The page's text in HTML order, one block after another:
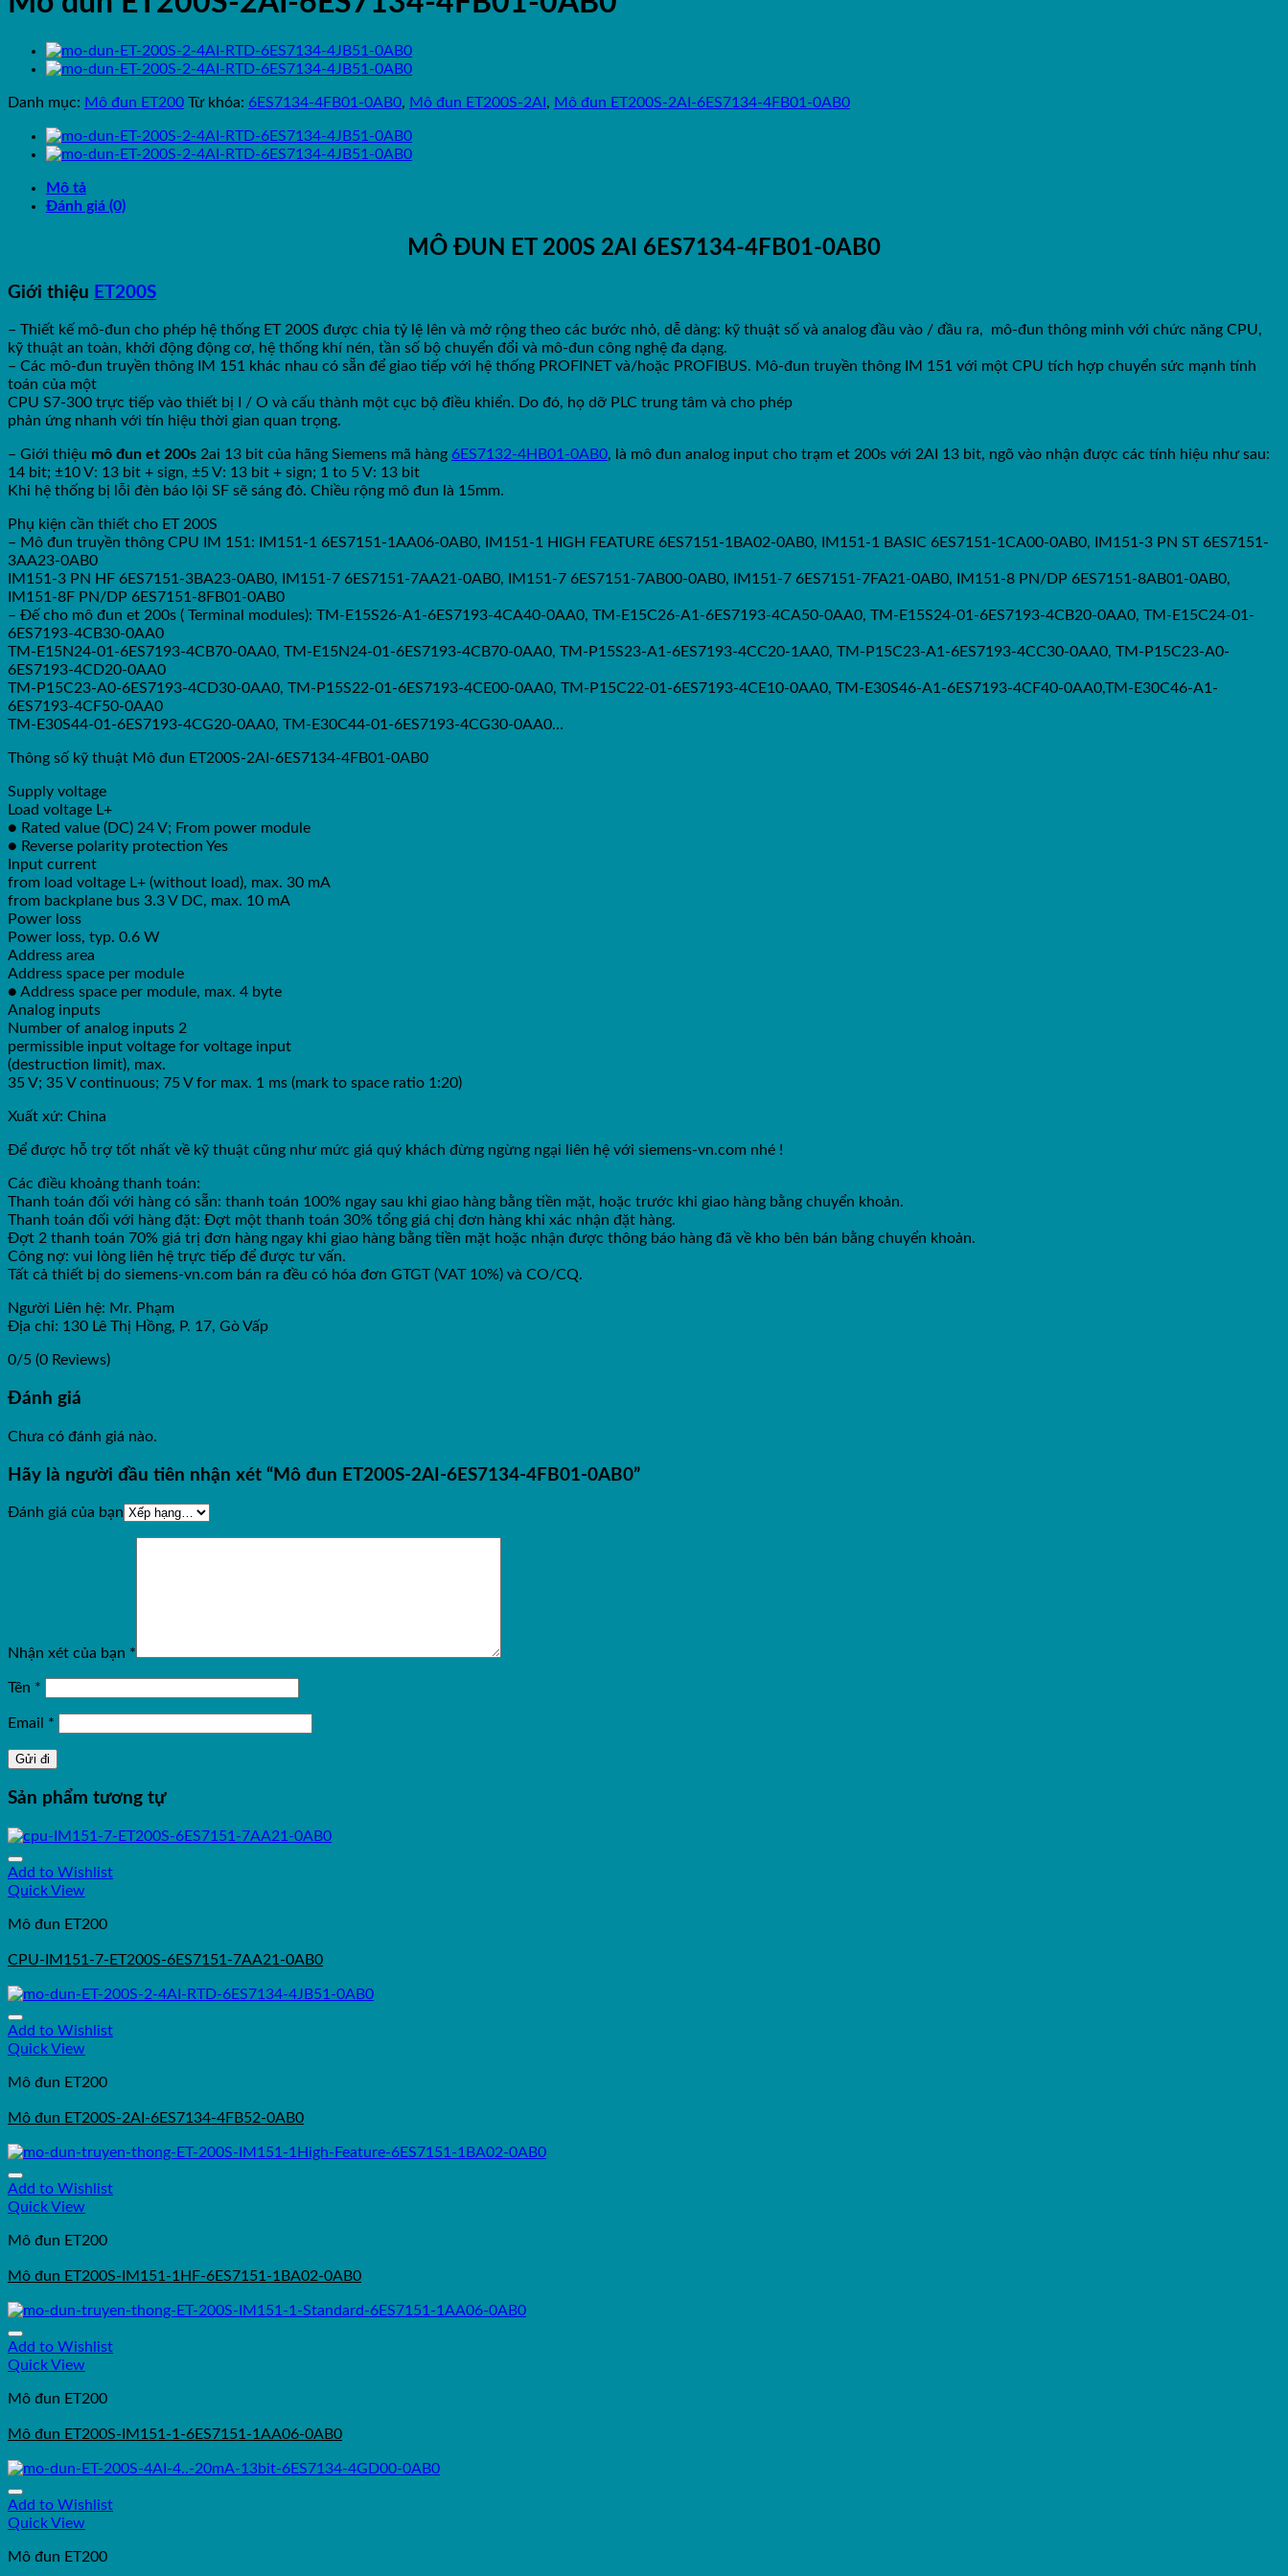
Danh mục: Mô đun ET200 Từ khóa: 6ES7134-4FB01-0AB0, Mô đun ET200S-2AI , Mô đun ET200S-2AI-6ES7134-4FB01-0AB0
Mô tả
Đánh giá (0)
MÔ ĐUN ET 200S 2AI 6ES7134-4FB01-0AB0
Giới thiệu ET200S
– Thiết kế mô-đun cho phép hệ thống ET 200S được chia tỷ lệ lên và mở rộng theo các bước nhỏ, dễ dàng: kỹ thuật số và analog đầu vào / đầu ra, mô-đun thông minh với chức năng CPU,
kỹ thuật an toàn, khởi động động cơ, hệ thống khí nén, tần số bộ chuyển đổi và mô-đun công nghệ đa dạng.
– Các mô-đun truyền thông IM 151 khác nhau có sẵn để giao tiếp với hệ thống PROFINET và/hoặc PROFIBUS. Mô-đun truyền thông IM 151 với một CPU tích hợp chuyển sức mạnh tính
toán của một
CPU S7-300 trực tiếp vào thiết bị I / O và cấu thành một cục bộ điều khiển. Do đó, họ dỡ PLC trung tâm và cho phép
phản ứng nhanh với tín hiệu thời gian quan trọng.
– Giới thiệu mô đun et 200s 2ai 13 bit của hãng Siemens mã hàng 6ES7132-4HB01-0AB0, là mô đun analog input cho trạm et 200s với 2AI 13 bit, ngõ vào nhận được các tính hiệu như sau:
14 bit; ±10 V: 13 bit + sign, ±5 V: 13 bit + sign; 1 to 5 V: 13 bit
Khi hệ thống bị lỗi đèn báo lội SF sẽ sáng đỏ. Chiều rộng mô đun là 15mm.
Phụ kiện cần thiết cho ET 200S
– Mô đun truyền thông CPU IM 151: IM151-1 6ES7151-1AA06-0AB0, IM151-1 HIGH FEATURE 6ES7151-1BA02-0AB0, IM151-1 BASIC 6ES7151-1CA00-0AB0, IM151-3 PN ST 6ES7151-
3AA23-0AB0
IM151-3 PN HF 6ES7151-3BA23-0AB0, IM151-7 6ES7151-7AA21-0AB0, IM151-7 6ES7151-7AB00-0AB0, IM151-7 6ES7151-7FA21-0AB0, IM151-8 PN/DP 6ES7151-8AB01-0AB0,
IM151-8F PN/DP 6ES7151-8FB01-0AB0
– Đế cho mô đun et 200s ( Terminal modules): TM-E15S26-A1-6ES7193-4CA40-0AA0, TM-E15C26-A1-6ES7193-4CA50-0AA0, TM-E15S24-01-6ES7193-4CB20-0AA0, TM-E15C24-01-
6ES7193-4CB30-0AA0
TM-E15N24-01-6ES7193-4CB70-0AA0, TM-E15N24-01-6ES7193-4CB70-0AA0, TM-P15S23-A1-6ES7193-4CC20-1AA0, TM-P15C23-A1-6ES7193-4CC30-0AA0, TM-P15C23-A0-
6ES7193-4CD20-0AA0
TM-P15C23-A0-6ES7193-4CD30-0AA0, TM-P15S22-01-6ES7193-4CE00-0AA0, TM-P15C22-01-6ES7193-4CE10-0AA0, TM-E30S46-A1-6ES7193-4CF40-0AA0,TM-E30C46-A1-
6ES7193-4CF50-0AA0
TM-E30S44-01-6ES7193-4CG20-0AA0, TM-E30C44-01-6ES7193-4CG30-0AA0…
Thông số kỹ thuật Mô đun ET200S-2AI-6ES7134-4FB01-0AB0
Supply voltage
Load voltage L+
● Rated value (DC) 24 V; From power module
● Reverse polarity protection Yes
Input current
from load voltage L+ (without load), max. 30 mA
from backplane bus 3.3 V DC, max. 10 mA
Power loss
Power loss, typ. 0.6 W
Address area
Address space per module
● Address space per module, max. 4 byte
Analog inputs
Number of analog inputs 2
permissible input voltage for voltage input
(destruction limit), max.
35 V; 35 V continuous; 75 V for max. 1 ms (mark to space ratio 1:20)
Xuất xứ: China
Để được hỗ trợ tốt nhất về kỹ thuật cũng như mức giá quý khách đừng ngừng ngại liên hệ với siemens-vn.com nhé !
Các điều khoảng thanh toán:
Thanh toán đối với hàng có sẵn: thanh toán 100% ngay sau khi giao hàng bằng tiền mặt, hoặc trước khi giao hàng bằng chuyển khoản.
Thanh toán đối với hàng đặt: Đợt một thanh toán 30% tổng giá chị đơn hàng khi xác nhận đặt hàng.
Đợt 2 thanh toán 70% giá trị đơn hàng ngay khi giao hàng bằng tiền mặt hoặc nhận được thông báo hàng đã về kho bên bán bằng chuyển khoản.
Công nợ: vui lòng liên hệ trực tiếp để được tư vấn.
Tất cả thiết bị do siemens-vn.com bán ra đều có hóa đơn GTGT (VAT 10%) và CO/CQ.
Người Liên hệ: Mr. Phạm
Địa chỉ: 130 Lê Thị Hồng, P. 17, Gò Vấp
0/5 (0 Reviews)
Đánh giá
Chưa có đánh giá nào.
Hãy là người đầu tiên nhận xét “Mô đun ET200S-2AI-6ES7134-4FB01-0AB0”
Đánh giá của bạn
Nhận xét của bạn *
Tên *
Email *
Sản phẩm tương tự
Add to Wishlist
Quick View
Mô đun ET200
CPU-IM151-7-ET200S-6ES7151-7AA21-0AB0
Add to Wishlist
Quick View
Mô đun ET200
Mô đun ET200S-2AI-6ES7134-4FB52-0AB0
Add to Wishlist
Quick View
Mô đun ET200
Mô đun ET200S-IM151-1HF-6ES7151-1BA02-0AB0
Add to Wishlist
Quick View
Mô đun ET200
Mô đun ET200S-IM151-1-6ES7151-1AA06-0AB0
Add to Wishlist
Quick View
Mô đun ET200